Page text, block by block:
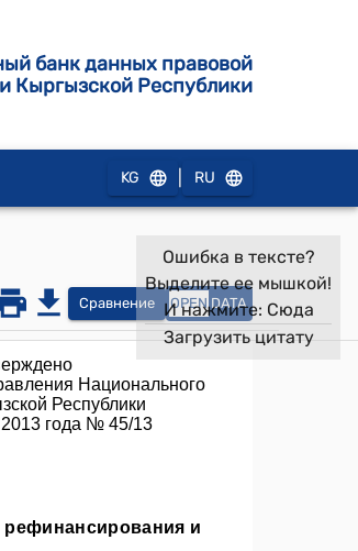
банк данных правовой
Кыргызской Республики
KG RU
Сравнение OPEN DATA
Ошибка в тексте?
Выделите ее мышкой!
И нажмите: Сюда
Загрузить цитату